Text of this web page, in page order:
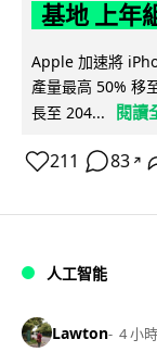
基地 上年
Apple 加速將
產量最高 50% 移
長至 204...
閱讀
211 83 ↗
人工智能
Lawton 4 小時